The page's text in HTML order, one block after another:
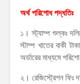
অর্থ পরিশোধ পদ্ধতিঃ
১। স্ট্যাম্প শুল্কঃ
স্টাম্প খাতের বাকী
অর্ডারের মাধ্যমে
২। রেজিস্ট্রেশন ফিঃ